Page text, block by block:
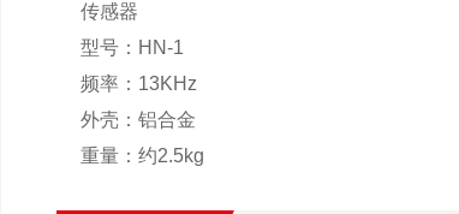
传感器
型号：HN-1
频率：13KHz
外壳：铝合金
重量：约2.5kg